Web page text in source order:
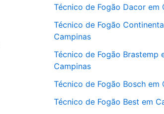
Técnico de Fogão Dacor em
Técnico de Fogão
Campinas
Técnico de Fogão Brastemp
Campinas
Técnico de Fogão Bosch em
Técnico de Fogão Best em